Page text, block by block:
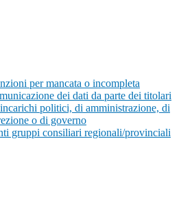
per mancata o incompleta
dei dati da parte dei titolari
politici, di amministrazione, di
o di governo
gruppi consiliari regionali/provinciali